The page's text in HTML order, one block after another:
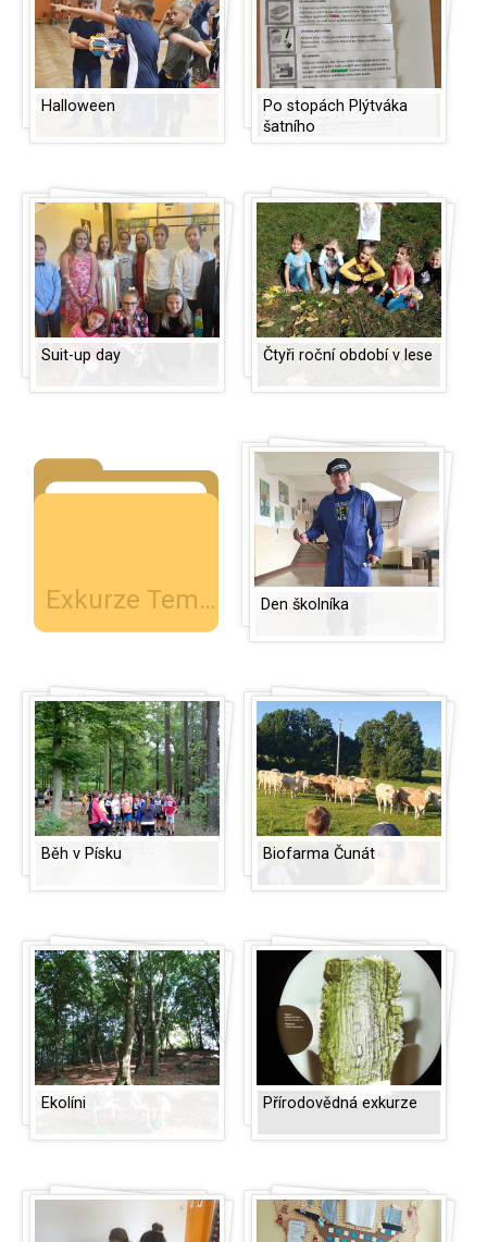
Halloween
Po stopách Plýtváka
šatního
Suit-up day Čtyři roční období v lese
Exkurze Temelín Den školníka
Běh v Písku Biofarma Čunát
Ekolíni Přírodovědná exkurze